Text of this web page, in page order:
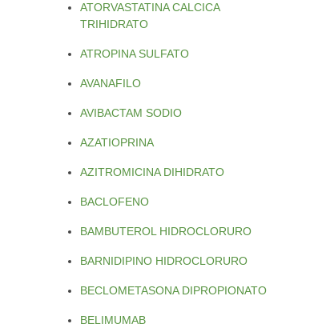
ATORVASTATINA CALCICA
TRIHIDRATO
ATROPINA SULFATO
AVANAFILO
AVIBACTAM SODIO
AZATIOPRINA
AZITROMICINA DIHIDRATO
BACLOFENO
BAMBUTEROL HIDROCLORURO
BARNIDIPINO HIDROCLORURO
BECLOMETASONA DIPROPIONATO
BELIMUMAB